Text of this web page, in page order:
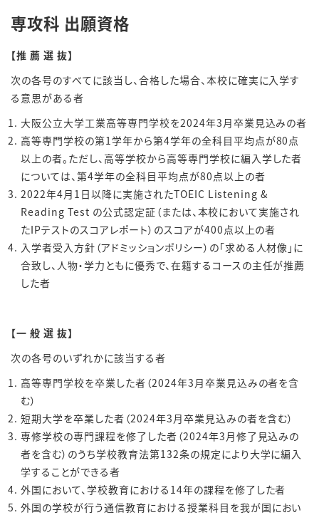
専攻科 出願資格
【推 薦 選 抜】
次の各号のすべてに該当し、合格した場合、本校に確実に入学す
る意思がある者
大阪公立大学工業高等専門学校を2024年3月卒業見込みの者
高等専門学校の第1学年から第4学年の全科目平均点が80点
以上の者。ただし、高等学校から高等専門学校に編入学した者
については、第4学年の全科目平均点が80点以上の者
2022年4月1日以降に実施されたTOEIC Listening &
Reading Test の公式認定証（または、本校において実施され
たIPテストのスコアレポート）のスコアが400点以上の者
入学者受入方針（アドミッションポリシー）の「求める人材像」に
合致し、人物・学力ともに優秀で、在籍するコースの主任が推薦
した者
【一 般 選 抜】
次の各号のいずれかに該当する者
高等専門学校を卒業した者（2024年3月卒業見込みの者を含
む）
短期大学を卒業した者（2024年3月卒業見込みの者を含む）
専修学校の専門課程を修了した者（2024年3月修了見込みの
者を含む）のうち学校教育法第132条の規定により大学に編入
学することができる者
外国において、学校教育における14年の課程を修了した者
外国の学校が行う通信教育における授業科目を我が国におい